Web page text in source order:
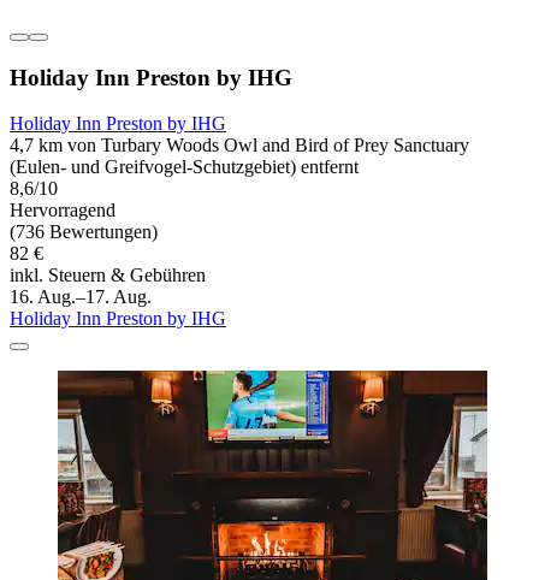
Holiday Inn Preston by IHG
Holiday Inn Preston by IHG
4,7 km von Turbary Woods Owl and Bird of Prey Sanctuary
(Eulen- und Greifvogel-Schutzgebiet) entfernt
8,6/10
Hervorragend
(736 Bewertungen)
82 €
inkl. Steuern & Gebühren
16. Aug.–17. Aug.
Holiday Inn Preston by IHG